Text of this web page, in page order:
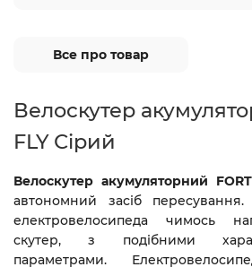
Все про товар
Велоскутер
FLY Сірий
Велоскутер акумуляторний
автономний засіб пересування.
електровелосипеда чимось
скутер, з подібними
параметрами.